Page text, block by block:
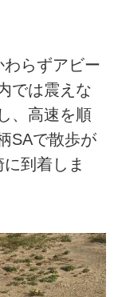
らずアビー
では震えな
、高速を順
SAで散歩が
到着しま